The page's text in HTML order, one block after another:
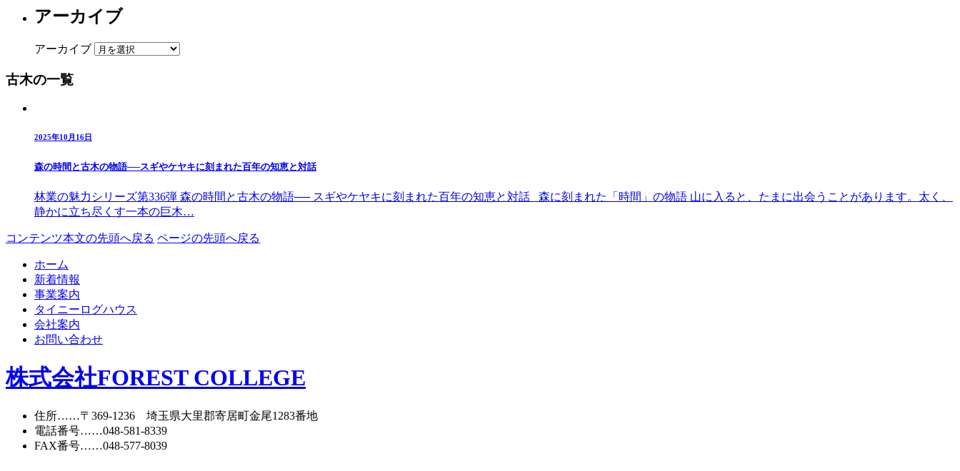
アーカイブ
アーカイブ
古木の一覧
2025年10月16日
森の時間と古木の物語──スギやケヤキに刻まれた百年の知恵と対話
林業の魅力シリーズ第336弾 森の時間と古木の物語── スギやケヤキに刻まれた百年の知恵と対話 森に刻まれた「時間」の物語 山に入ると、たまに出会うことがあります。太く、
静かに立ち尽くす一本の巨木…
コンテンツ本文の先頭へ戻る ページの先頭へ戻る
ホーム
新着情報
事業案内
タイニーログハウス
会社案内
お問い合わせ
株式会社FOREST COLLEGE
住所……〒369-1236 埼玉県大里郡寄居町 金尾1283番地
電話番号……048-581-8339
FAX番号……048-577-8039